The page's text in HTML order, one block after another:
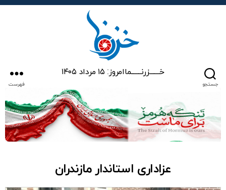
جستجو
خـــــــزرنـــــــماامروز: ۱۵ مرداد ۱۴۰۵
فهرست
عزاداری استاندار مازندران